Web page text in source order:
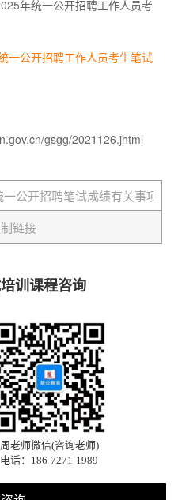
年统一公开招聘工作人员考
一公开招聘工作人员考生笔试
gsgg/2021126.jhtml
链接
训课程咨询
周老师微信(咨询老师)
电话：186-7271-1989